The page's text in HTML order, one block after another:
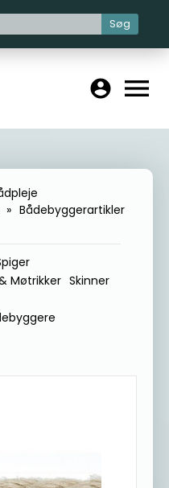
Søg
account_circle menu
Bådebyggerartikler
Møtrikker Skinner